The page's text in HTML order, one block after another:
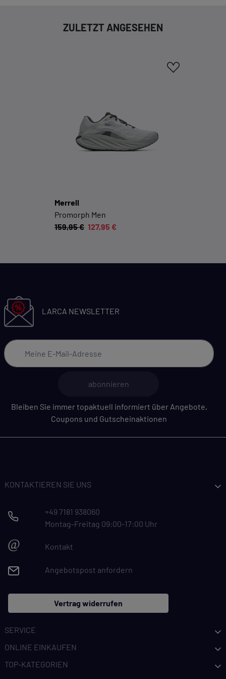
EXTERNZULETZT ANGESEHEN
Merrell
Promorph Men
159,95 € 127,95 €
LARCA NEWSLETTER
abonnieren
Bleiben Sie immer topaktuell informiert über Angebote,
Coupons und Gutscheinaktionen
KONTAKTIEREN SIE UNS
+49 7181 938060
Montag-Freitag 09:00-17:00 Uhr
@ Kontakt
Angebotspost anfordern
Vertrag widerrufen
SERVICE
ONLINE EINKAUFEN
TOP-KATEGORIEN